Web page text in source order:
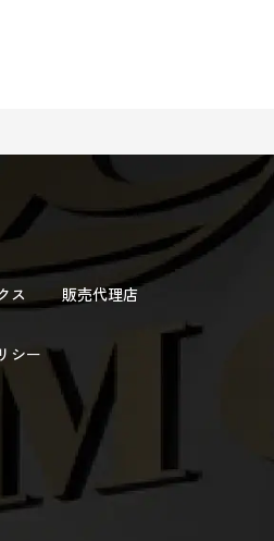
ス 販売代理店
シー